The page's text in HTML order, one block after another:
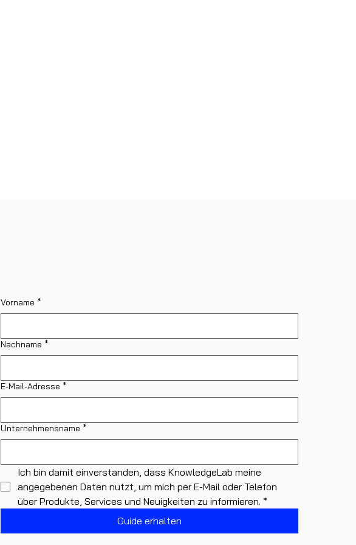
Vorname *
Nachname *
E-Mail-Adresse *
Unternehmensname *
Ich bin damit einverstanden, dass KnowledgeLab meine
angegebenen Daten nutzt, um mich per E-Mail oder Telefon
über Produkte, Services und Neuigkeiten zu informieren. *
Guide erhalten